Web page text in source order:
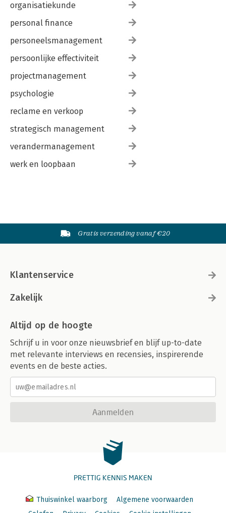
organisatiekunde
personal finance
personeelsmanagement
persoonlijke effectiviteit
projectmanagement
psychologie
reclame en verkoop
strategisch management
verandermanagement
werk en loopbaan
Gratis verzending vanaf €20
Klantenservice
Zakelijk
Altijd op de hoogte
Schrijf u in voor onze nieuwsbrief en blijf up-to-date
met relevante interviews en recensies, inspirerende
events en de beste acties.
Aanmelden
PRETTIG KENNIS MAKEN
Thuiswinkel waarborg
Algemene voorwaarden